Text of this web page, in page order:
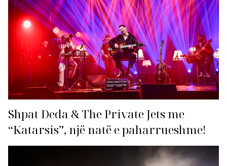
Shpat Deda & The Private Jets me
“Katarsis”, një natë e paharrueshme!